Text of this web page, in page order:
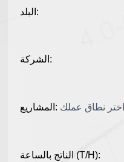
البلد:
الشركة:
المشاريع:
الناتج بالساعة (T/H):